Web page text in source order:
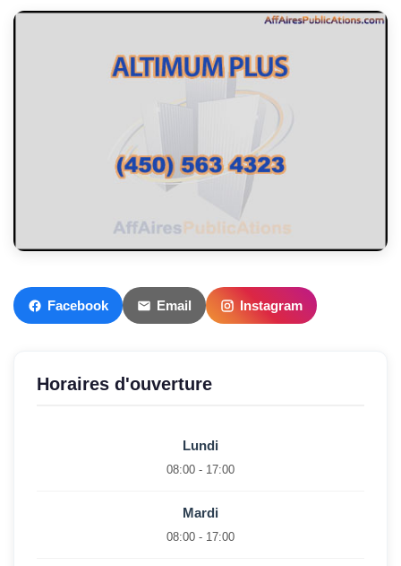
Facebook Email Instagram
Horaires d'ouverture
Lundi
08:00 - 17:00
Mardi
08:00 - 17:00